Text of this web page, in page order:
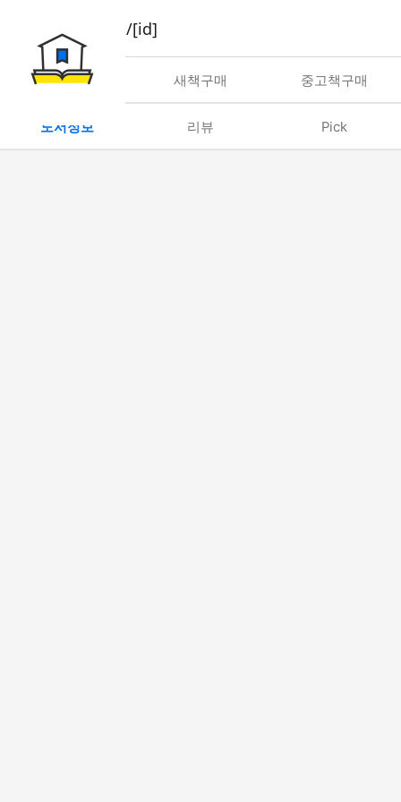
book/rent/[id]
대여 새책구매 중고책구매
도서정보 리뷰 Pick